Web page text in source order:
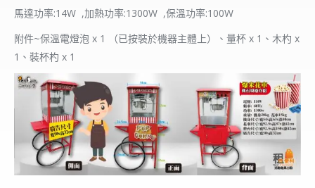
馬達功率:14W ,加熱功率:1300W ,保溫功率:100W
附件~保溫電燈泡 x 1 （已按裝於機器主體上）、量杯 x 1、木杓 x
1、裝杯杓 x 1